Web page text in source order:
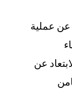
عن عملية
عن